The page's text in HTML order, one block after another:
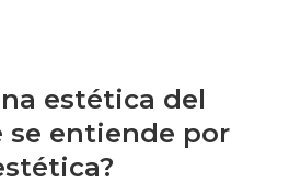
estética del
se entiende por